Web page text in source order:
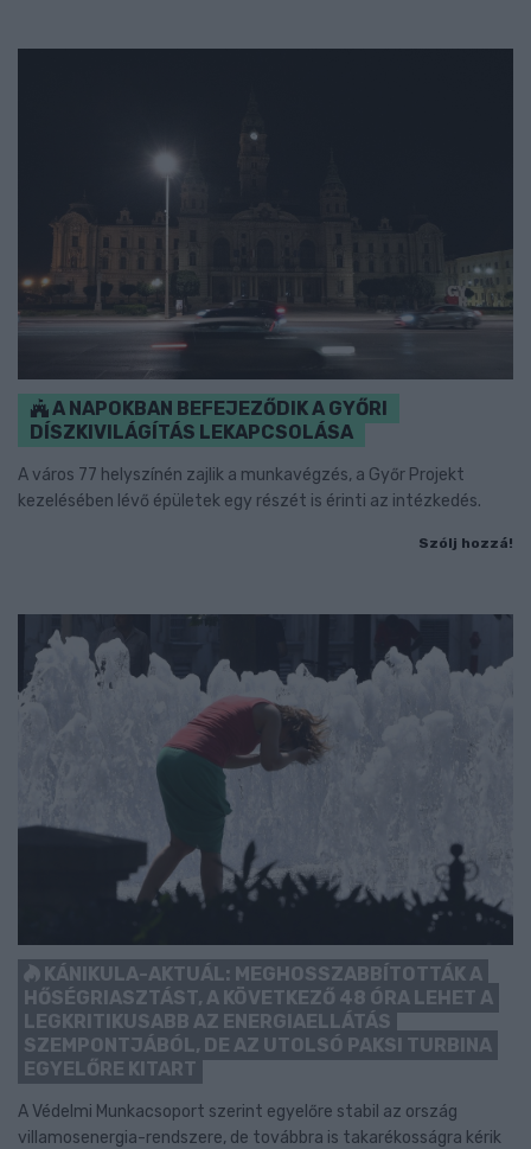
A NAPOKBAN BEFEJEZŐDIK A GYŐRI
DÍSZKIVILÁGÍTÁS LEKAPCSOLÁSA
A város 77 helyszínén zajlik a munkavégzés, a Győr Projekt
kezelésében lévő épületek egy részét is érinti az intézkedés.
Szólj hozzá!
KÁNIKULA-AKTUÁL: MEGHOSSZABBÍTOTTÁK A
HŐSÉGRIASZTÁST, A KÖVETKEZŐ 48 ÓRA LEHET A
LEGKRITIKUSABB AZ ENERGIAELLÁTÁS
SZEMPONTJÁBÓL, DE AZ UTOLSÓ PAKSI TURBINA
EGYELŐRE KITART
A Védelmi Munkacsoport szerint egyelőre stabil az ország
villamosenergia-rendszere, de továbbra is takarékosságra kérik